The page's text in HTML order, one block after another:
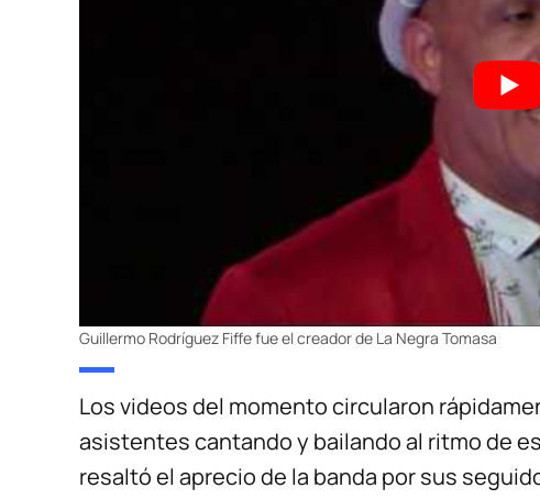
Guillermo Rodríguez Fiffe fue el creador de La Negra Tomasa
Los videos del momento circularon
asistentes cantando y bailando al ritmo de
resaltó el aprecio de la banda por sus